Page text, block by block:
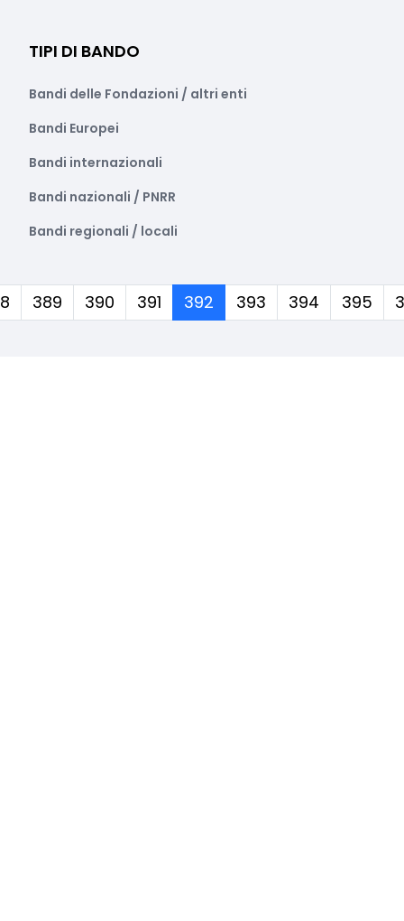
TIPI DI BANDO
Bandi delle Fondazioni / altri enti
Bandi Europei
Bandi internazionali
Bandi nazionali / PNRR
Bandi regionali / locali
389 390 391 392(corrente)
393 394 395